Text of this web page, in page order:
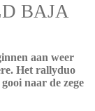
BAJA
aan weer
Het rallyduo
naar de zege